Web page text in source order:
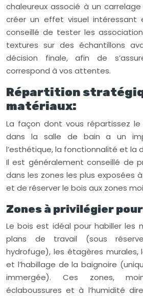
chaleureux associé à un
créer un effet visuel intéressant
conseillé de tester les
textures sur des échantillons
décision finale, afin de
correspond à vos attentes.
Répartition
matériaux:
La façon dont vous répartissez
dans la salle de bain a un
l’esthétique, la fonctionnalité et la
Il est généralement conseillé de
dans les zones les plus exposées
et de réserver le bois aux zones
Zones à privilégier
Le bois est idéal pour habiller les
plans de travail (sous
hydrofuge), les étagères murales,
et l’habillage de la baignoire
immergée). Ces zones,
éclaboussures et à l’humidité